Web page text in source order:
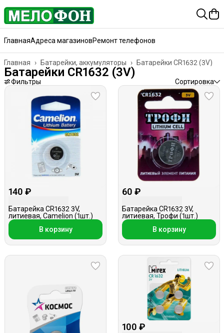
ГлавнаяАдреса магазиновРемонт телефонов
Батарейки CR1632 (3V)
Батарейки, аккумуляторы ›
Главная ›
Батарейки CR1632 (3V)
Фильтры Сортировка
140 ₽
Батарейка CR1632 3V,
литиевая, Camelion (1шт.)
В корзину
60 ₽
Батарейка CR1632 3V,
литиевая, Трофи (1шт.)
В корзину
100 ₽